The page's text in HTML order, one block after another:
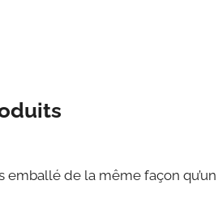
emballé de la même façon